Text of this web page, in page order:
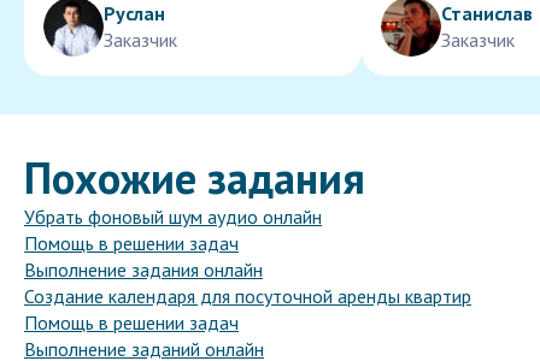
Руслан
Заказчик
Станислав
Заказчик
Похожие задания
Убрать фоновый шум аудио онлайн
Помощь в решении задач
Выполнение задания онлайн
Создание календаря для посуточной аренды квартир
Помощь в решении задач
Выполнение заданий онлайн